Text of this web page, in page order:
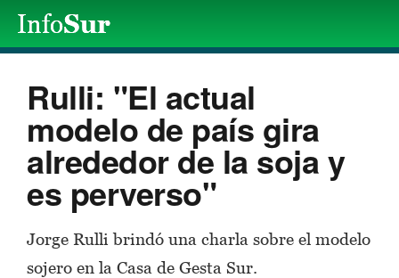
Rulli: "El actual
modelo de país gira
alrededor de la soja y
es perverso"
Jorge Rulli brindó una charla sobre el modelo
sojero en la Casa de Gesta Sur.